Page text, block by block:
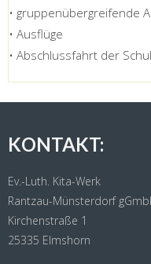
• gruppenübergreifende
• Ausflüge
• Abschlussfahrt der
KONTAKT:
Ev.-Luth. Kita-Werk
Rantzau-Münsterdorf
Kirchenstraße 1
25335 Elmshorn